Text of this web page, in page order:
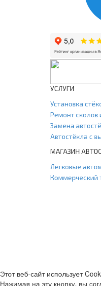
УСЛУГИ
Установка
Ремонт сколов
Замена
Автостёкла с
МАГАЗИН
Легковые
Коммерческий
Этот веб-сайт использует
Нажимая на эту кнопку, вы